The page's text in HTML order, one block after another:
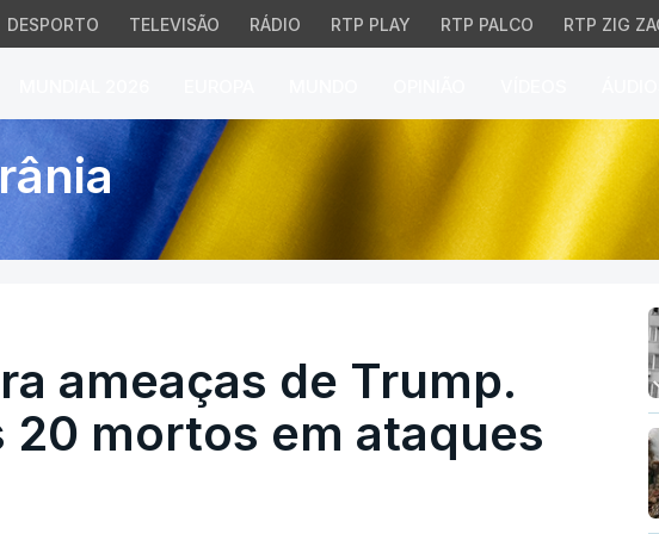
DESPORTO TELEVISÃO RÁDIO RTP PLAY RTP PALCO RTP ZIG
ameaças de Trump. Pelo
ameaças de Trump.
20 mortos em ataques